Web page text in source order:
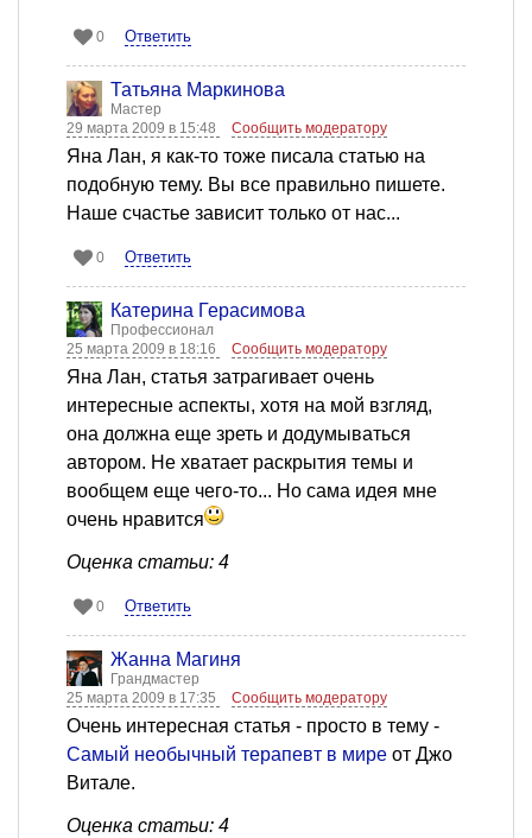
0 Ответить
Татьяна Маркинова
Мастер
29 марта 2009 в 15:48
Сообщить модератору
Яна Лан, я как-то тоже писала статью на
подобную тему. Вы все правильно пишете.
Наше счастье зависит только от нас...
0 Ответить
Катерина Герасимова
Профессионал
25 марта 2009 в 18:16
Сообщить модератору
Яна Лан, статья затрагивает очень
интересные аспекты, хотя на мой взгляд,
она должна еще зреть и додумываться
автором. Не хватает раскрытия темы и
вообщем еще чего-то... Но сама идея мне
очень нравится
Оценка статьи: 4
0 Ответить
Жанна Магиня
Грандмастер
25 марта 2009 в 17:35
Сообщить модератору
Очень интересная статья - просто в тему -
Самый необычный терапевт в мире от Джо
Витале.
Оценка статьи: 4